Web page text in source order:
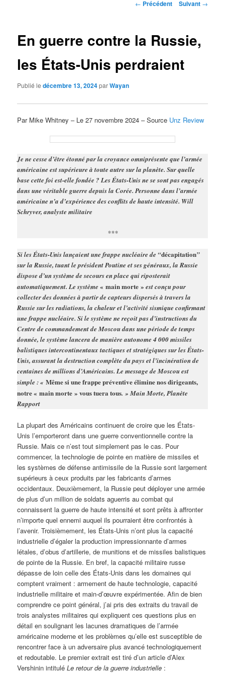
Navigation
← Précédent Suivant →
En guerre contre la Russie,
les États-Unis perdraient
Publié ledécembre 13, 2024parWayan
Par Mike Whitney – Le 27 novembre 2024 – Source Unz Review
Je ne cesse d’être étonné par la croyance omniprésente que l’armée
américaine est supérieure à toute autre sur la planète. Sur quelle
base cette foi est-elle fondée ? Les États-Unis ne se sont pas engagés
dans une véritable guerre depuis la Corée. Personne dans l’armée
américaine n’a d’expérience des conflits de haute intensité. Will
Schryver, analyste militaire
***
Si les États-Unis lançaient une frappe nucléaire de “décapitation”
sur la Russie, tuant le président Poutine et ses généraux, la Russie
dispose d’un système de secours en place qui riposterait
automatiquement. Le système« main morte » est conçu pour
collecter des données à partir de capteurs dispersés à travers la
Russie sur les radiations, la chaleur et l’activité sismique confirmant
une frappe nucléaire. Si le système ne reçoit pas d’instructions du
Centre de commandement de Moscou dans une période de temps
donnée, le système lancera de manière autonome 4 000 missiles
balistiques intercontinentaux tactiques et stratégiques sur les États-
Unis, assurant la destruction complète du pays et l’incinération de
centaines de millions d’Américains. Le message de Moscou est
simple : «Même si une frappe préventive élimine nos dirigeants,
notre « main morte » vous tuera tous. » Main Morte, Planète
Rapport
La plupart des Américains continuent de croire que les États-
Unis l’emporteront dans une guerre conventionnelle contre la
Russie. Mais ce n’est tout simplement pas le cas. Pour
commencer, la technologie de pointe en matière de missiles et
les systèmes de défense antimissile de la Russie sont largement
supérieurs à ceux produits par les fabricants d’armes
occidentaux. Deuxièmement, la Russie peut déployer une armée
de plus d’un million de soldats aguerris au combat qui
connaissent la guerre de haute intensité et sont prêts à affronter
n’importe quel ennemi auquel ils pourraient être confrontés à
l’avenir. Troisièmement, les États-Unis n’ont plus la capacité
industrielle d’égaler la production impressionnante d’armes
létales, d’obus d’artillerie, de munitions et de missiles balistiques
de pointe de la Russie. En bref, la capacité militaire russe
dépasse de loin celle des États-Unis dans les domaines qui
comptent vraiment : armement de haute technologie, capacité
industrielle militaire et main-d’œuvre expérimentée. Afin de bien
comprendre ce point général, j’ai pris des extraits du travail de
trois analystes militaires qui expliquent ces questions plus en
détail en soulignant les lacunes dramatiques de l’armée
américaine moderne et les problèmes qu’elle est susceptible de
rencontrer face à un adversaire plus avancé technologiquement
et redoutable. Le premier extrait est tiré d’un article d’Alex
Vershinin intituléLe retour de la guerre industrielle :